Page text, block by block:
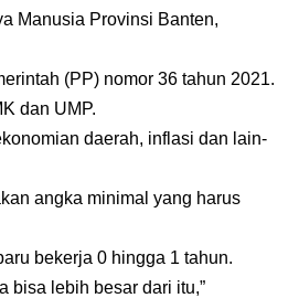
Manusia Provinsi Banten,
(PP) nomor 36 tahun 2021.
dan UMP.
daerah, inflasi dan lain-
angka minimal yang harus
bekerja 0 hingga 1 tahun.
bisa lebih besar dari itu,”